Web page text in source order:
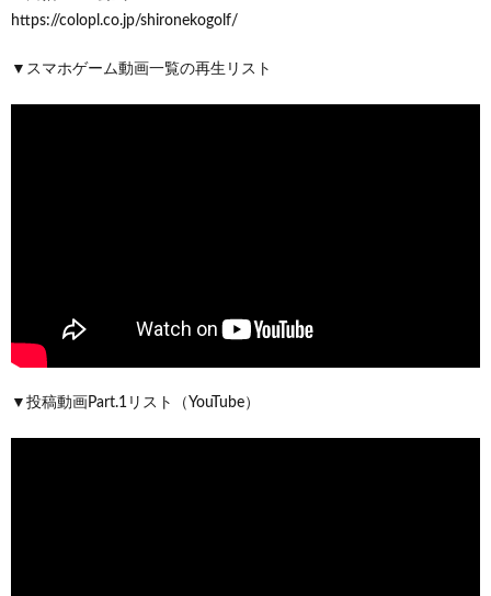
https://colopl.co.jp/shironekogolf/
▼スマホゲーム動画一覧の再生リスト
▼投稿動画Part.1リスト（YouTube）